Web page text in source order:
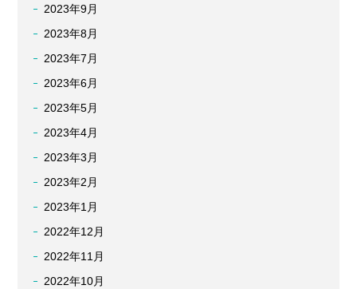
2023年9月
2023年8月
2023年7月
2023年6月
2023年5月
2023年4月
2023年3月
2023年2月
2023年1月
2022年12月
2022年11月
2022年10月